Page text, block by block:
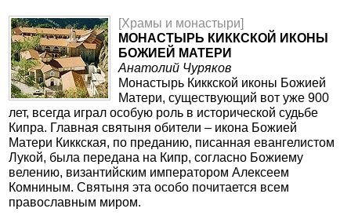
[Храмы и монастыри]
МОНАСТЫРЬ КИККСКОЙ ИКОНЫ
БОЖИЕЙ МАТЕРИ
Анатолий Чуряков
Монастырь Киккской иконы Божией
Матери, существующий вот уже 900
лет, всегда играл особую роль в исторической судьбе
Кипра. Главная святыня обители – икона Божией
Матери Киккская, по преданию, писанная евангелистом
Лукой, была передана на Кипр, согласно Божиему
велению, византийским императором Алексеем
Комниным. Святыня эта особо почитается всем
православным миром.